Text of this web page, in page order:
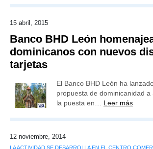
15 abril, 2015
Banco BHD León
dominicanos con nuevos
tarjetas
El Banco BHD León ha
propuesta de dominicanidad a
la puesta en… Leer más
12 noviembre, 2014
LA ACTIVIDAD SE DESARROLLA EN EL CENTRO